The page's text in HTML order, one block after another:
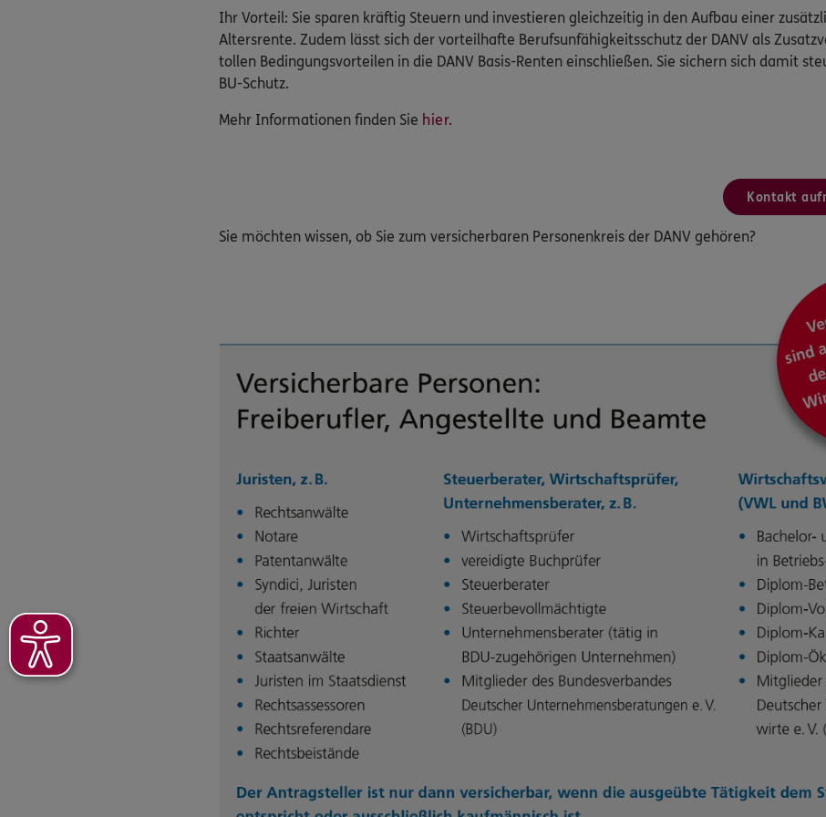
Ihr Vorteil: Sie sparen kräftig Steuern und investieren gleichzeitig in den Aufbau einer
Altersrente. Zudem lässt sich der vorteilhafte Berufsunfähigkeitsschutz der DANV als
tollen Bedingungsvorteilen in die DANV Basis-Renten einschließen. Sie sichern sich damit
BU-Schutz.
Mehr Informationen finden Sie hier.
Kontakt
Sie möchten wissen, ob Sie zum versicherbaren Personenkreis der DANV gehören?